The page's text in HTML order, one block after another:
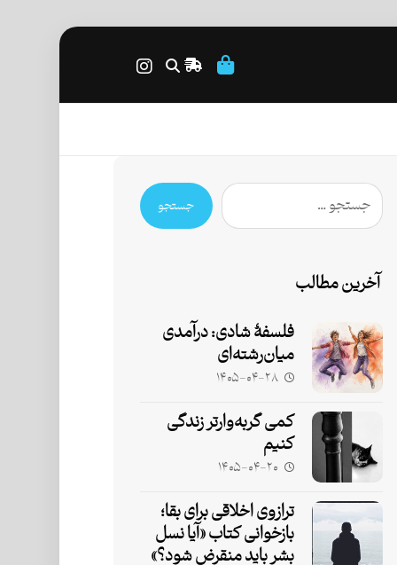
جستجو
آخرین مطالب
فلسفۀ شادی: درآمدی
میان‌رشته‌ای
۱۴۰۵-۰۴-۲۸
کمی گربه‌وارتر زندگی
کنیم
۱۴۰۵-۰۴-۲۰
ترازوی اخلاقی برای بقا؛
بازخوانی کتاب «آیا نسل
بشر باید منقرض شود؟»